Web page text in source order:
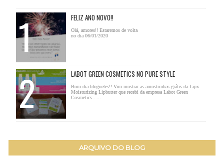
FELIZ ANO NOVO!!
Olá, amores!! Estaremos de volta
no dia 06/01/2020
LABOT GREEN COSMETICS NO PURE STYLE
Bom dia bloguetes!! Vim mostrar as amostrinhas grátis da Lipx
Moisturizing Lipbutter que recebi da empresa Labot Green
Cosmetics . ...
ARQUIVO DO BLOG